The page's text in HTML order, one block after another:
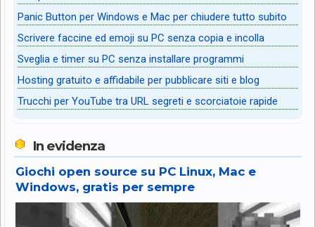
Panic Button per Windows e Mac per chiudere tutto subito
Scrivere faccine ed emoji su PC senza copia e incolla
Sveglia e timer su PC senza installare programmi
Hosting gratuito e affidabile per pubblicare siti e blog
Trucchi per YouTube tra URL segreti e scorciatoie rapide
In evidenza
Giochi open source su PC Linux, Mac e
Windows, gratis per sempre